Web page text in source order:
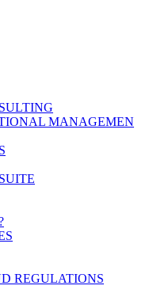
MANAGEMEN
REGULATIONS